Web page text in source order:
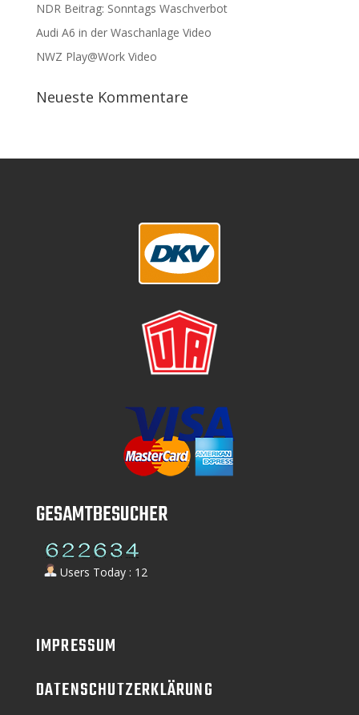
NDR Beitrag: Sonntags Waschverbot
Audi A6 in der Waschanlage Video
NWZ Play@Work Video
Neueste Kommentare
GESAMTBESUCHER
Users Today : 12
IMPRESSUM
DATENSCHUTZERKLÄRUNG